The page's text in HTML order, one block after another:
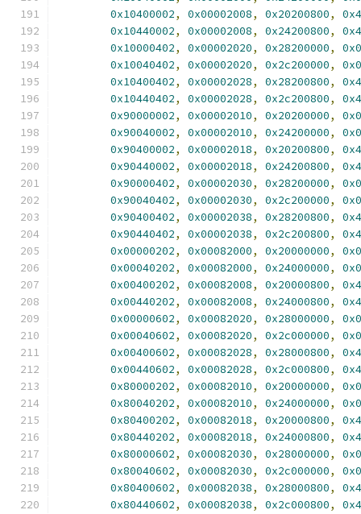
0x10400002, 0x00002008, 0x20200800,
0x10440002, 0x00002008, 0x24200800,
0x10000402, 0x00002020, 0x28200000,
0x10040402, 0x00002020, 0x2c200000,
0x10400402, 0x00002028, 0x28200800,
0x10440402, 0x00002028, 0x2c200800,
0x90000002, 0x00002010, 0x20200000,
0x90040002, 0x00002010, 0x24200000,
0x90400002, 0x00002018, 0x20200800,
0x90440002, 0x00002018, 0x24200800,
0x90000402, 0x00002030, 0x28200000,
0x90040402, 0x00002030, 0x2c200000,
0x90400402, 0x00002038, 0x28200800,
0x90440402, 0x00002038, 0x2c200800,
0x00000202, 0x00082000, 0x20000000,
0x00040202, 0x00082000, 0x24000000,
0x00400202, 0x00082008, 0x20000800,
0x00440202, 0x00082008, 0x24000800,
0x00000602, 0x00082020, 0x28000000,
0x00040602, 0x00082020, 0x2c000000,
0x00400602, 0x00082028, 0x28000800,
0x00440602, 0x00082028, 0x2c000800,
0x80000202, 0x00082010, 0x20000000,
0x80040202, 0x00082010, 0x24000000,
0x80400202, 0x00082018, 0x20000800,
0x80440202, 0x00082018, 0x24000800,
0x80000602, 0x00082030, 0x28000000,
0x80040602, 0x00082030, 0x2c000000,
0x80400602, 0x00082038, 0x28000800,
0x80440602, 0x00082038, 0x2c000800,